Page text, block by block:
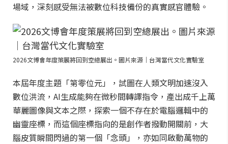
場域，深刻感受無法被數位科技備份的真實感官體驗。
2026文博會年度策展將回到空總展出。圖片來源｜台灣當代文化實驗室
本屆年度主題「第零位元」，試圖在人類文明加速沒入
數位洪流，AI生成能夠在微秒間轉譯指令，產出成千上萬
華麗圖像與文本之際，探索一個不存在於電腦邏輯中的
幽靈座標，而這個座標指向的是創作者撥動開關前，大
腦皮質瞬間閃過的第一個「念頭」，亦如同啟動萬物的